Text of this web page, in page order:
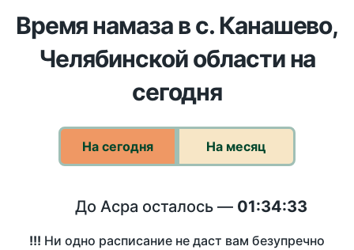
Время намаза в с. Канашево,
Челябинской области на
сегодня
На сегодня На месяц
До Асра осталось — 01:34:33
!!! Ни одно расписание не даст вам безупречно